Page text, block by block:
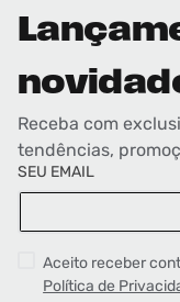
Receba com
tendências,
SEU EMAIL
Aceito receber
Política de